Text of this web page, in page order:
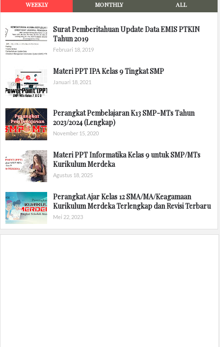
WEEKLY MONTHLY ALL
Surat Pemberitahuan Update Data EMIS PTKIN
Tahun 2019
Februari 18, 2019
Materi PPT IPA Kelas 9 Tingkat SMP
Januari 18, 2021
Perangkat Pembelajaran K13 SMP-MTs Tahun
2023/2024 (Lengkap)
November 15, 2020
Materi PPT Informatika Kelas 9 untuk SMP/MTs
Kurikulum Merdeka
Agustus 18, 2025
Perangkat Ajar Kelas 12 SMA/MA/Keagamaan
Kurikulum Merdeka Terlengkap dan Revisi Terbaru
Mei 22, 2023